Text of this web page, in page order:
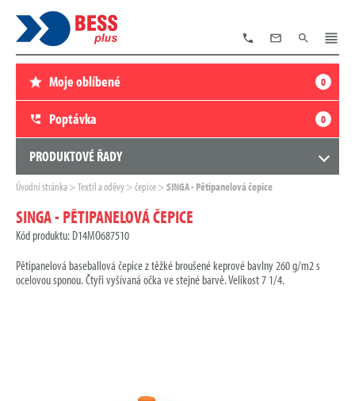
TELEFON
E-
MAIL
VYHLEDÁVÁNÍ
MENU
Moje oblíbené 0
Poptávka 0
PRODUKTOVÉ ŘADY
Zde
nacházíte:
Úvodní stránka Textil a oděvy čepice SINGA - Pětipanelová čepice
SINGA - PĚTIPANELOVÁ ČEPICE
Kód produktu: D14MO687510
Pětipanelová baseballová čepice z těžké broušené keprové bavlny 260 g/m2 s
ocelovou sponou. Čtyři vyšívaná očka ve stejné barvě. Velikost 7 1/4.